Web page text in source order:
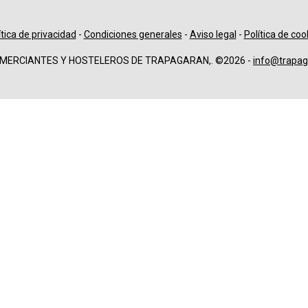
de privacidad - Condiciones generales - Aviso legal - Política de
Y HOSTELEROS DE TRAPAGARAN,. ©2026 -